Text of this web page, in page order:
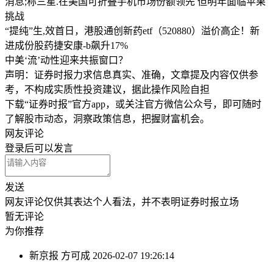
挑战
“提纯”生,效首日，港股通创新药etf（520880）溢价高企！新
进成份股药捷安康-b飙升17%
中美‘流’动性迎来共振窗口？
声明：证券时报力求信息真实、准确，文章提及内容仅供参
考，不构成实质性投资建议，据此操作风险自担
下载“证券时报”官方app，或关注官方微信公众号，即可随时
了解股市动态，洞察政策信息，把握财富机会。
网友评论
登录后可以发言
发送
网友评论仅供其表达个人看法，并不表明证券时报立场
暂无评论
为你推荐
新京报 方可成 2026-02-07 19:26:14